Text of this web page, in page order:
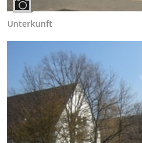
Unterkunft